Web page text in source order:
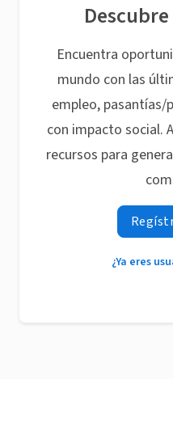
Encuentra
mundo con las
empleo,
con impacto social.
recursos para
¿Ya eres